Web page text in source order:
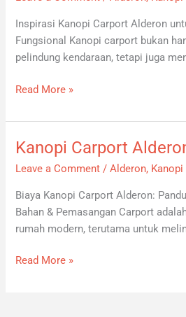
Inspirasi Kanopi Carport Alderon
Fungsional Kanopi carport bukan
pelindung kendaraan, tetapi juga
Alderon
Read More »
Kanopi Carport
Leave a Comment /Alderon, Kanopi
Biaya Kanopi Carport Alderon:
Bahan & Pemasangan Carport
rumah modern, terutama untuk
Kanopi
Carport
Read More »